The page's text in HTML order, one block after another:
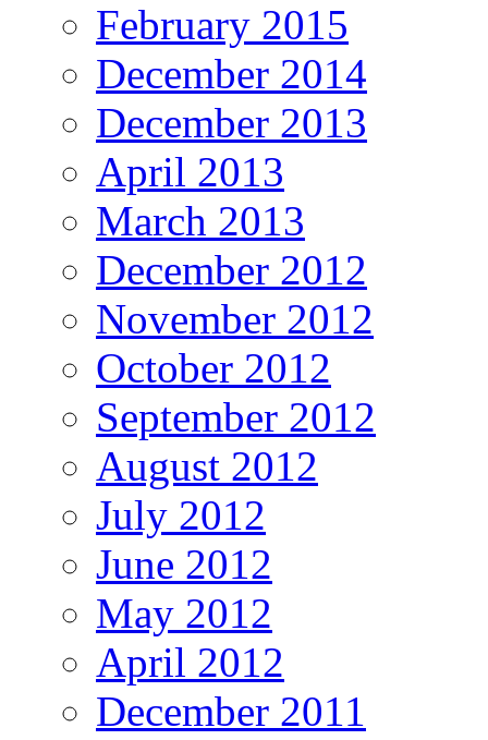
February 2015
December 2014
December 2013
April 2013
March 2013
December 2012
November 2012
October 2012
September 2012
August 2012
July 2012
June 2012
May 2012
April 2012
December 2011